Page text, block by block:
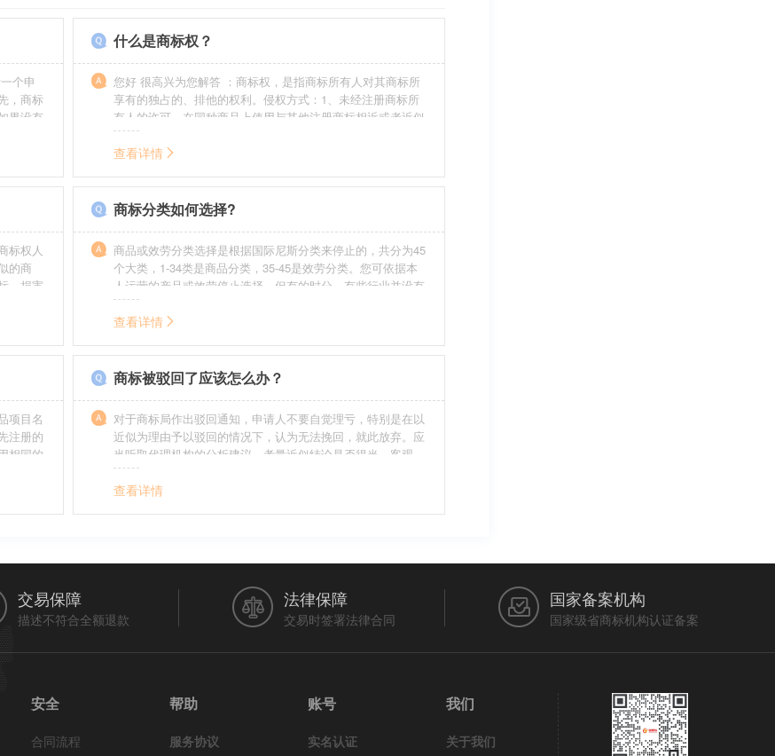
个申
，商标
果没有
提
什么是商标权？
您好 很高兴为您解答 ：商标权，是指商标所有人对其商标所
享有的独占的、排他的权利。侵权方式：1、未经注册商标所
有人的许可，在同种商品上使用与其他注册商标相近或者近似
的商标。2、销售明知是假冒注册商标的商品。3、伪造、擅自
制造他人注册商标标识或者销售伪造、擅自制造的注册商标标
给他人注册商标专用权造成其他损害。
查看详情
标权人
的商
，损害
侵权
重
商标分类如何选择?
商品或效劳分类选择是根据国际尼斯分类来停止的，共分为45
个大类，1-34类是商品分类，35-45是效劳分类。您可依据本
人运营的产品或效劳停止选择。但有的时分，有些行业并没有
在分类表中明白列出，而且也无法由一个分类就完整包含进
去，这就呈现了跨类别的状况，对这样的行业要特别留意，假
无法全面的停止维护。
查看详情
项目名
注册的
相同的
商标被驳回了应该怎么办？
对于商标局作出驳回通知，申请人不要自觉理亏，特别是在以
近似为理由予以驳回的情况下，认为无法挽回，就此放弃。应
当听取代理机构的分析建议，考量近似结论是否得当、客观，
最终决定是选择放弃还是进行复审，从而最大限度的维护自身
利益（很多商标最后取得成功都是复审争取来的，审查员作出
查看详情
交易保障
描述不符合全额退款
法律保障
交易时签署法律合同
国家备案机构
国家级省商标机构认证备案
安全
合同流程
帮助
服务协议
账号
实名认证
我们
关于我们